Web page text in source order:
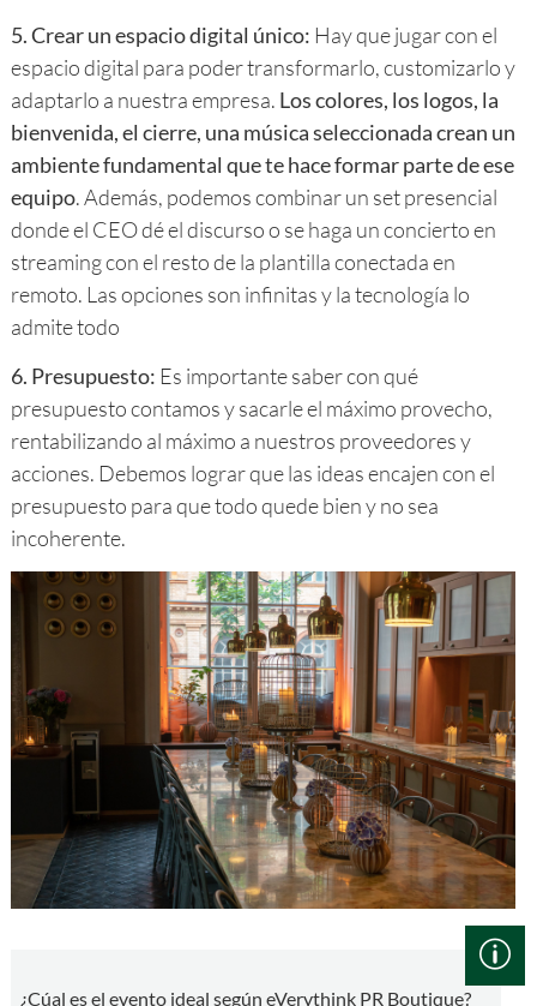
5.Crear un espacio digital único: Hay que jugar con el
espacio digital para poder transformarlo, customizarlo y
adaptarlo a nuestra empresa. Los colores, los logos, la
bienvenida, el cierre, una música seleccionada crean un
ambiente fundamental que te hace formar parte de ese
equipo. Además, podemos combinar un set presencial
donde el CEO dé el discurso o se haga un concierto en
streaming con el resto de la plantilla conectada en
remoto. Las opciones son infinitas y la tecnología lo
admite todo
6. Presupuesto: Es importante saber con qué
presupuesto contamos y sacarle el máximo provecho,
rentabilizando al máximo a nuestros proveedores y
acciones. Debemos lograr que las ideas encajen con el
presupuesto para que todo quede bien y no sea
incoherente.
¿Cúal es el evento ideal según eVerythink PR Boutique?